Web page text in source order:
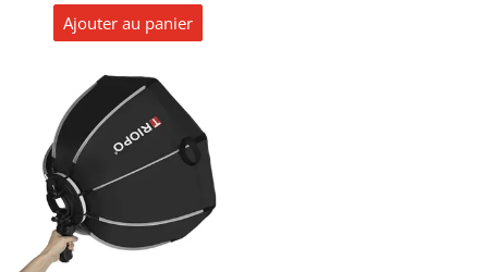
Ajouter au panier